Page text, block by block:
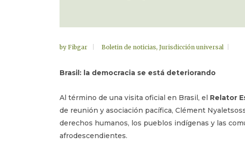
by Fibgar Boletin de noticias, Jurisdicción universal
Brasil: la democracia se está deteriorando
Al término de una visita oficial en Brasil, el Relator
de reunión y asociación pacífica, Clément
derechos humanos, los pueblos indígenas y las
afrodescendientes.